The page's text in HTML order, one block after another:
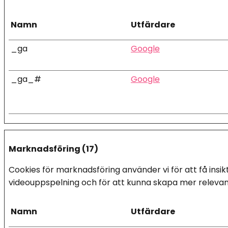
Namn Utfärdare
_ga Google
_ga_# Google
Marknadsföring (17)
Cookies för marknadsföring använder vi för att få
videouppspelning och för att kunna skapa mer
Namn Utfärdare